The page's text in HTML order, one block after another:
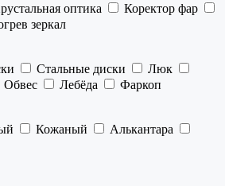
оптика
Коректор фар
зеркал
Стальные диски
Люк
Обвес Лебёда
Фаркоп
Кожаный
Алькантара